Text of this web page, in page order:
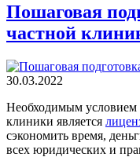
Пошаговая
частной
30.03.2022
Необходимым условием
клиники является
сэкономить время,
всех юридических и